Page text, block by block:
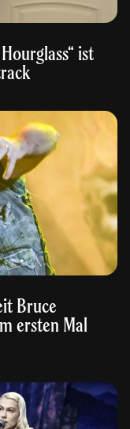
ist
Bruce
ersten Mal